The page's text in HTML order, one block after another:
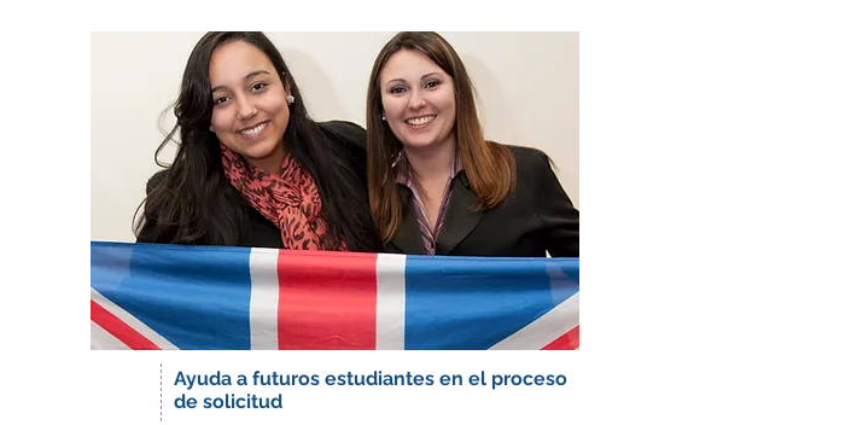
Ayuda a futuros estudiantes en el proceso
de solicitud